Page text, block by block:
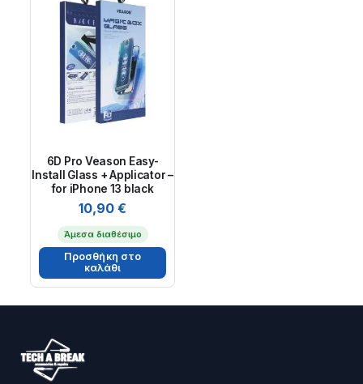
6D Pro Veason Easy-
Install Glass + Applicator –
for iPhone 13 black
10,90€
Άμεσα διαθέσιμο
Προσθήκη στο
καλάθι